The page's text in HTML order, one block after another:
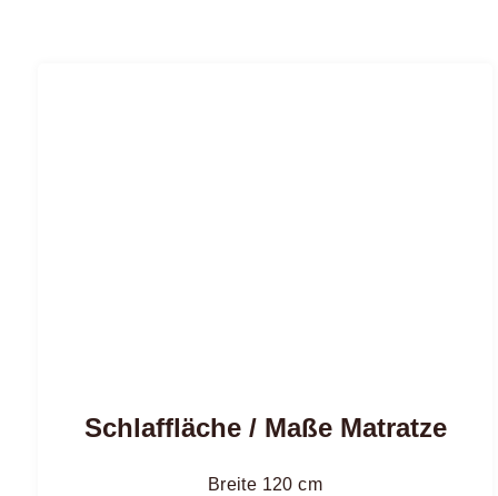
Schlaffläche / Maße Matratze
Breite 120 cm